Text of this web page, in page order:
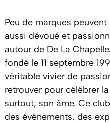
Peu de marques
aussi dévoué et
autour de De La
fondé le 11 septembre
véritable vivier de
retrouver pour célébrer
surtout, son âme. Ce
des événements, des